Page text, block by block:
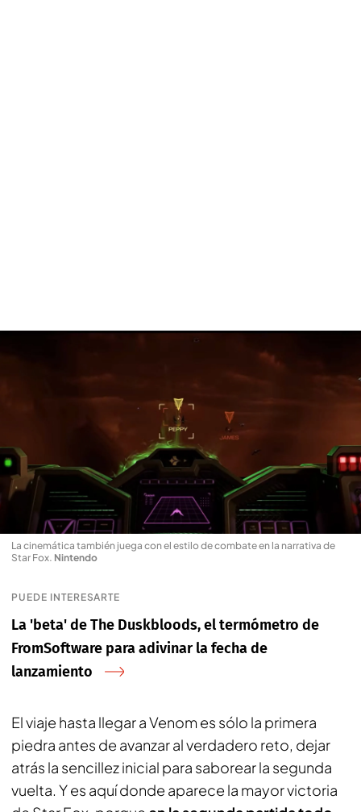
La cinemática también juega con el estilo de combate en la narrativa de
Star Fox. Nintendo
PUEDE INTERESARTE
La 'beta' de The Duskbloods, el termómetro de
FromSoftware para adivinar la fecha de
lanzamiento
El viaje hasta llegar a Venom es sólo la primera
piedra antes de avanzar al verdadero reto, dejar
atrás la sencillez inicial para saborear la segunda
vuelta. Y es aquí donde aparece la mayor victoria